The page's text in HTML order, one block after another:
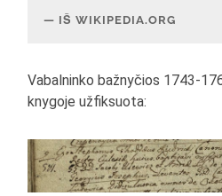
IŠ WIKIPEDIA.ORG
Vabalninko bažnyčios 1743-
knygoje užfiksuota: